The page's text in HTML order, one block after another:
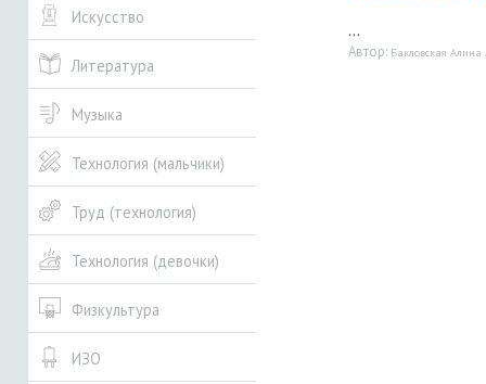
Искусство
Литература
Музыка
Технология (мальчики)
Труд (технология)
Технология (девочки)
Физкультура
ИЗО
...
Автор: Бакловская